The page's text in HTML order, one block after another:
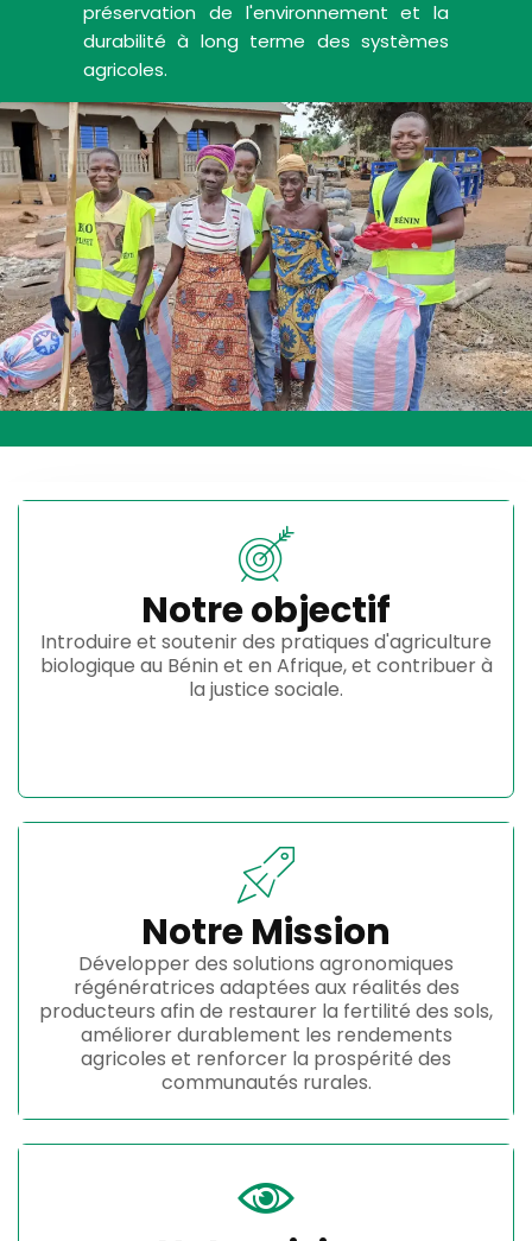
préservation de l'environnement et la
durabilité à long terme des systèmes
agricoles.
Notre objectif
Introduire et soutenir des pratiques d'agriculture
biologique au Bénin et en Afrique, et contribuer à
la justice sociale.
Notre Mission
Développer des solutions agronomiques
régénératrices adaptées aux réalités des
producteurs afin de restaurer la fertilité des sols,
améliorer durablement les rendements
agricoles et renforcer la prospérité des
communautés rurales.